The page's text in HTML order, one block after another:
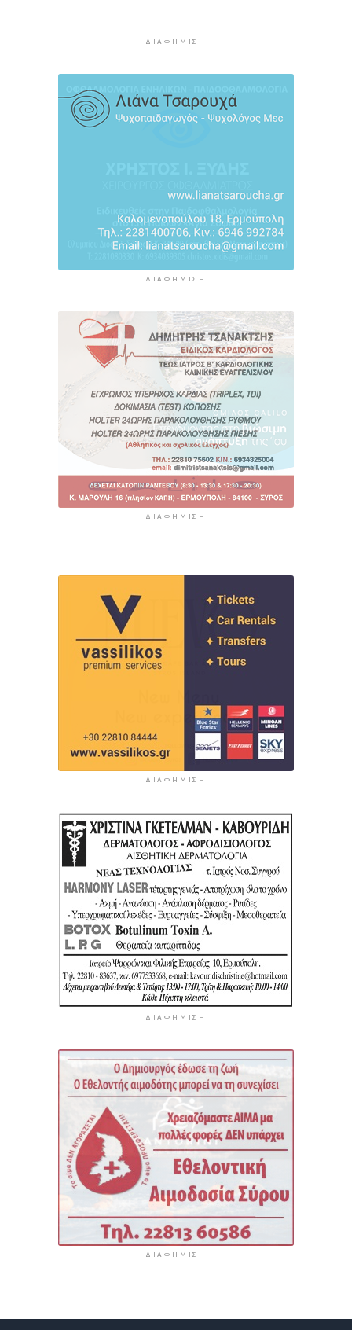
της 38χρονης Βρετανίδας στην Κυψέλη
6 ώρες 31 λεπτά πρίν
ΔΙΑΦΉΜΙΣΗ
ΔΙΑΦΉΜΙΣΗ
ΔΙΑΦΉΜΙΣΗ
ΔΙΑΦΉΜΙΣΗ
ΔΙΑΦΉΜΙΣΗ
ΔΙΑΦΉΜΙΣΗ